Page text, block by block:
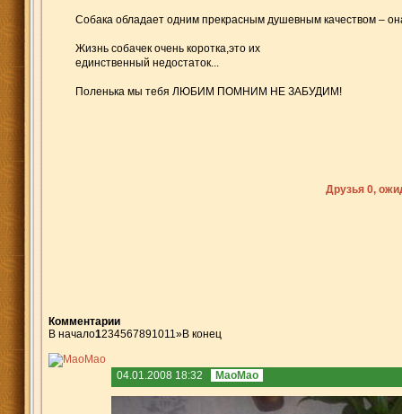
Собака обладает одним прекрасным душевным качеством –
Жизнь собачек очень коротка,это их
единственный недостаток...
Поленька мы тебя ЛЮБИМ ПОМНИМ НЕ ЗАБУДИМ!
Друзья 0,
Комментарии
В начало1234567891011»В конец
04.01.2008 18:32 MaoMao